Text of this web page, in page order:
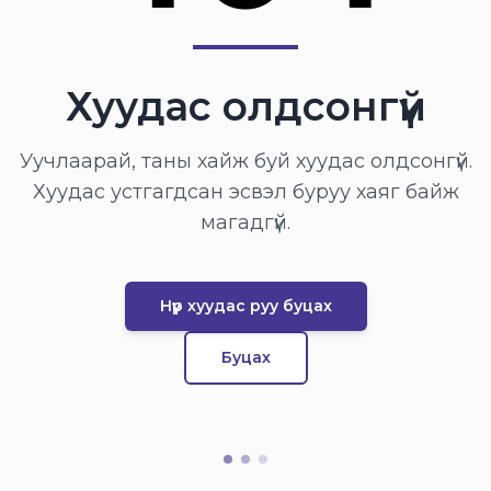
Хуудас олдсонгүй
Уучлаарай, таны хайж буй хуудас олдсонгүй.
Хуудас устгагдсан эсвэл буруу хаяг байж
магадгүй.
Нүүр хуудас руу буцах
Буцах